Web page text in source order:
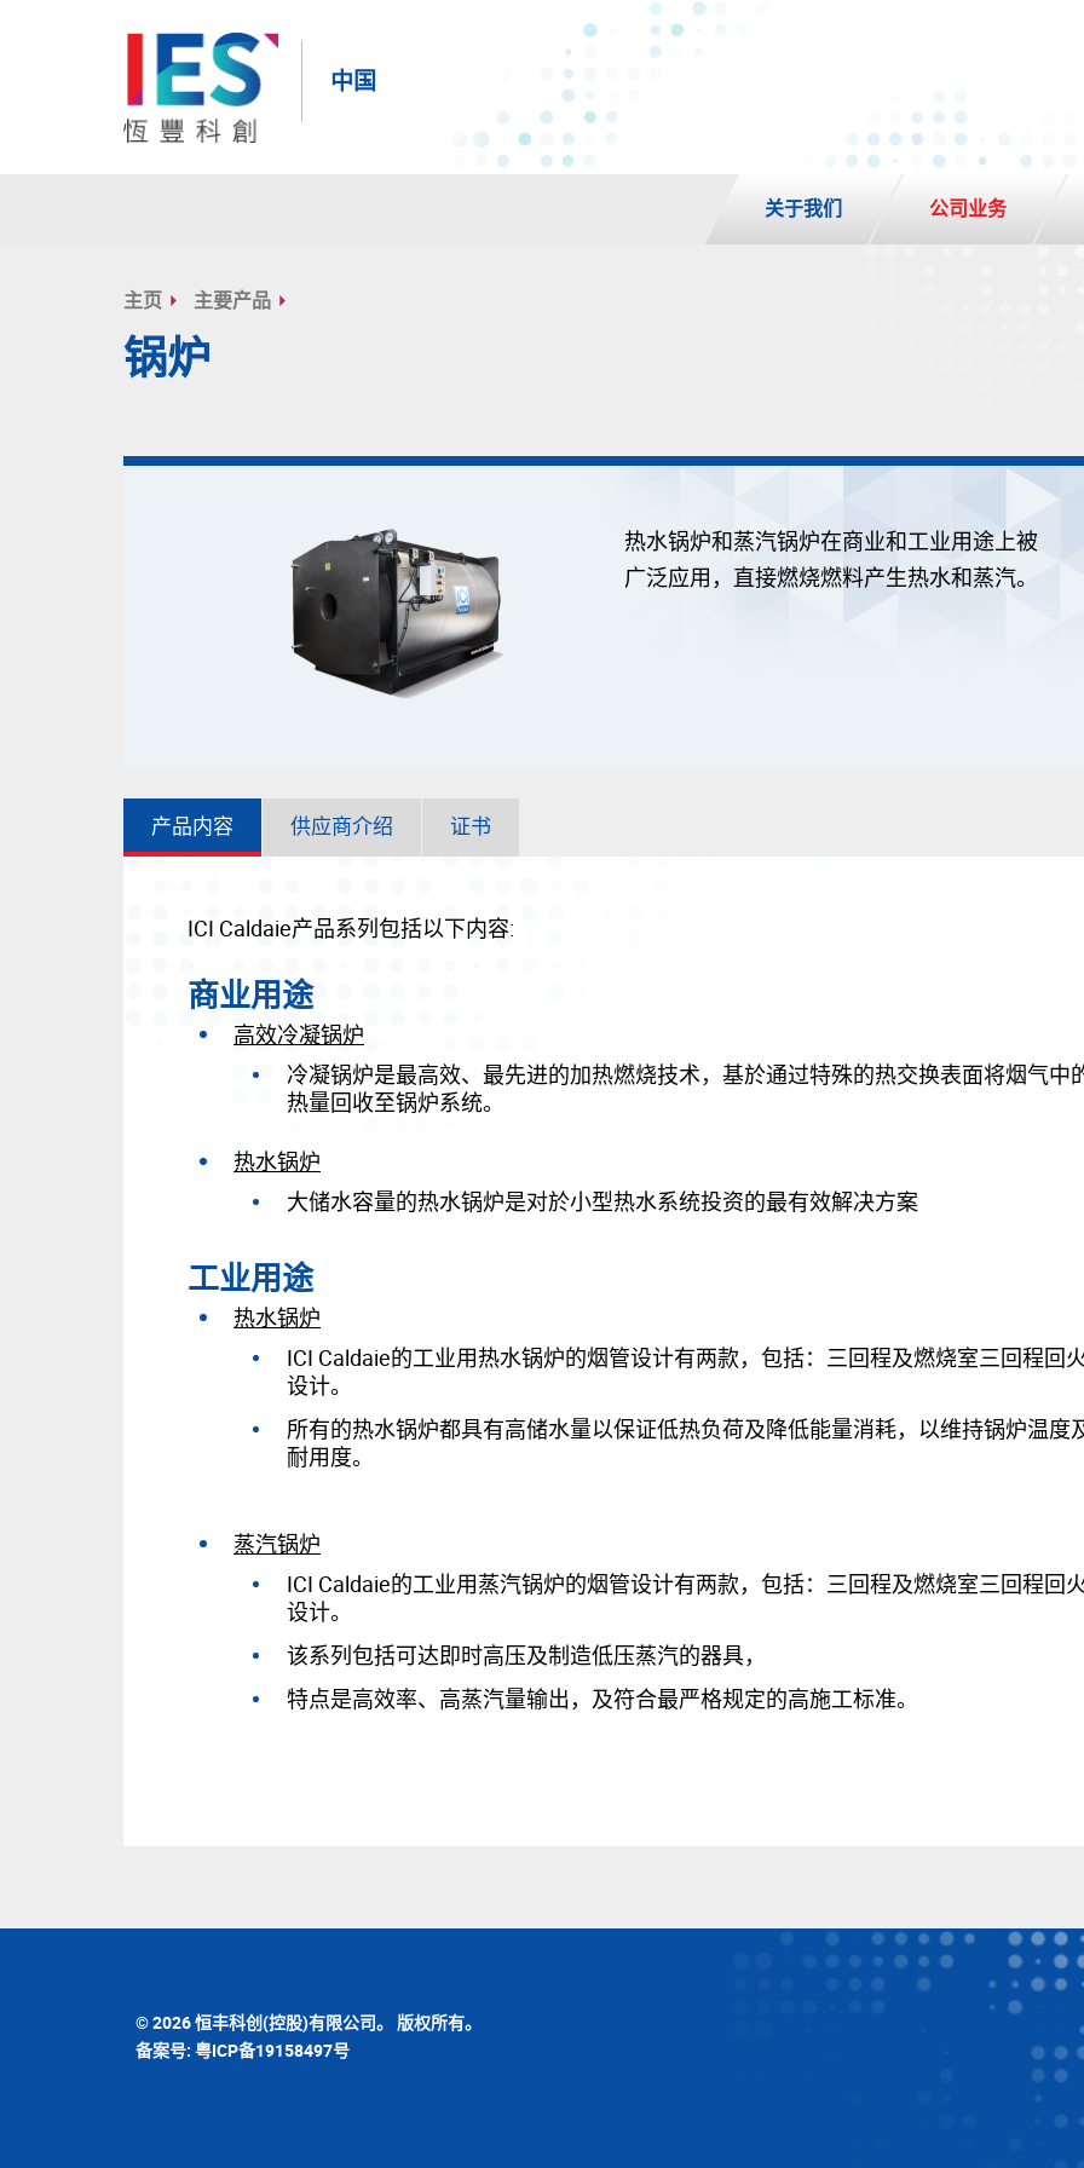
中国
关于我们 公司业务
主页 主要产品
锅炉
热水锅炉和蒸汽锅炉在商业和工业用途上被
广泛应用，直接燃烧燃料产生热水和蒸汽。
产品内容 供应商介绍 证书
ICI Caldaie产品系列包括以下内容:
商业用途
高效冷凝锅炉
冷凝锅炉是最高效、最先进的加热燃烧技术，基於通过特殊的热交换表面将烟气中
热量回收至锅炉系统。
热水锅炉
大储水容量的热水锅炉是对於小型热水系统投资的最有效解决方案
工业用途
热水锅炉
ICI Caldaie的工业用热水锅炉的烟管设计有两款，包括：三回程及燃烧室三回程回
设计。
所有的热水锅炉都具有高储水量以保证低热负荷及降低能量消耗，以维持锅炉温度
耐用度。
蒸汽锅炉
ICI Caldaie的工业用蒸汽锅炉的烟管设计有两款，包括：三回程及燃烧室三回程回
设计。
该系列包括可达即时高压及制造低压蒸汽的器具，
特点是高效率、高蒸汽量输出，及符合最严格规定的高施工标准。
© 2026 恒丰科创(控股)有限公司。 版权所有。
备案号: 粤ICP备19158497号